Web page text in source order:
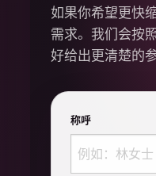
如果你希望更快
需求。我们会按
好给出更清楚的
称呼